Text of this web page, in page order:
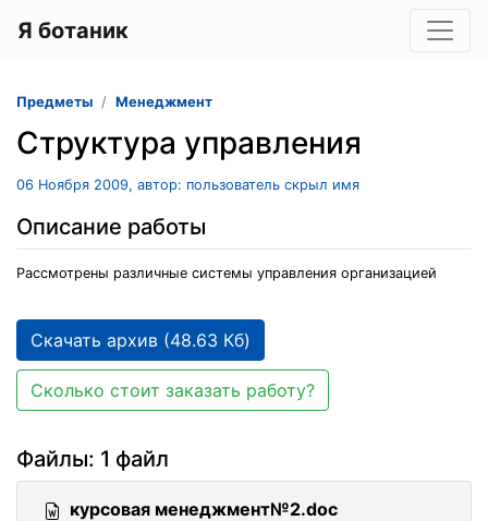
Я ботаник
Предметы Менеджмент
Структура управления
06 Ноября 2009, автор: пользователь скрыл имя
Описание работы
Рассмотрены различные системы управления организацией
Скачать архив (48.63 Кб)
Сколько стоит заказать работу?
Файлы: 1 файл
курсовая менеджмент№2.doc